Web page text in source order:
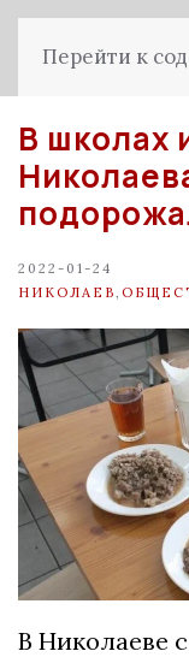
Перейти к
В школах
2022-01-24
НИКОЛАЕВ
В Николаеве